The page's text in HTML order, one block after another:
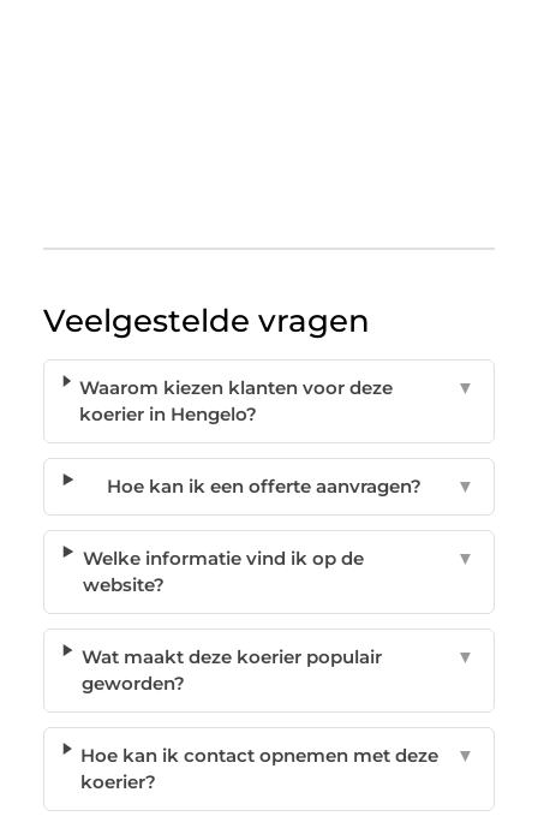
Veelgestelde vragen
Waarom kiezen klanten voor deze
koerier in Hengelo?
▼
Hoe kan ik een offerte aanvragen? ▼
Welke informatie vind ik op de
website?
▼
Wat maakt deze koerier populair
geworden?
▼
Hoe kan ik contact opnemen met deze
koerier?
▼